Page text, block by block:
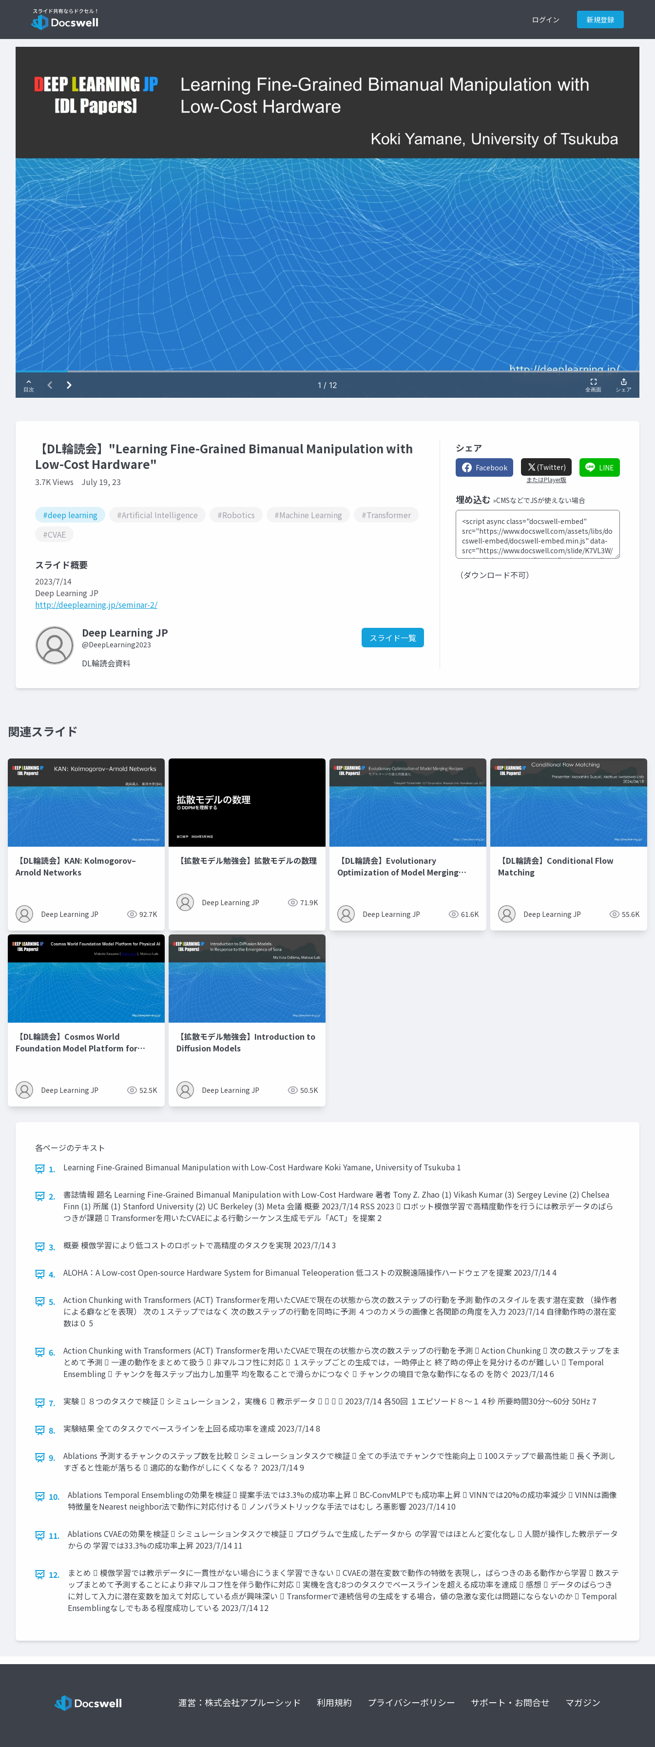
ログイン 新規登録
【DL輪読会】"Learning Fine-Grained Bimanual Manipulation with
Low-Cost Hardware"
3.7K Views July 19, 23
#deep learning #Artificial Intelligence #Robotics #Machine Learning
#Transformer
#CVAE
スライド概要
2023/7/14
Deep Learning JP
http://deeplearning.jp/seminar-2/
Deep Learning JP
@DeepLearning2023
スライド一覧
DL輪読会資料
シェア
Facebook (Twitter)
またはPlayer版
LINE
埋め込む »CMSなどでJSが使えない場合
（ダウンロード不可）
関連スライド
【DL輪読会】KAN: Kolmogorov–
Arnold Networks
Deep Learning JP 92.7K
【拡散モデル勉強会】拡散モデルの数理
Deep Learning JP 71.9K
【DL輪読会】Evolutionary
Optimization of Model Merging
Deep Learning JP 61.6K
【DL輪読会】Conditional Flow
Matching
Deep Learning JP 55.6K
【DL輪読会】Cosmos World
Foundation Model Platform for
Deep Learning JP 52.5K
【拡散モデル勉強会】Introduction to
Diffusion Models
Deep Learning JP 50.5K
各ページのテキスト
1.
Learning Fine-Grained Bimanual Manipulation with Low-Cost Hardware Koki Yamane, University of Tsukuba 1
2.
書誌情報 題名 Learning Fine-Grained Bimanual Manipulation with Low-Cost Hardware 著者 Tony Z. Zhao (1) Vikash Kumar (3) Sergey Levine (2) Chelsea
Finn (1) 所属 (1) Stanford University (2) UC Berkeley (3) Meta 会議 概要 2023/7/14 RSS 2023  ロボット模倣学習で高精度動作を行うには教示データのばら
つきが課題  Transformerを用いたCVAEによる行動シーケンス生成モデル「ACT」を提案 2
3. 概要 模倣学習により低コストのロボットで高精度のタスクを実現 2023/7/14 3
4. ALOHA：A Low-cost Open-source Hardware System for Bimanual Teleoperation 低コストの双腕遠隔操作ハードウェアを提案 2023/7/14 4
5.
Action Chunking with Transformers (ACT) Transformerを用いたCVAEで現在の状態から次の数ステップの行動を予測 動作のスタイルを表す潜在変数 （操作者
による癖などを表現） 次の１ステップではなく 次の数ステップの行動を同時に予測 ４つのカメラの画像と各関節の角度を入力 2023/7/14 自律動作時の潜在変
数は０ 5
6.
Action Chunking with Transformers (ACT) Transformerを用いたCVAEで現在の状態から次の数ステップの行動を予測  Action Chunking  次の数ステップをま
とめて予測  一連の動作をまとめて扱う  非マルコフ性に対応  １ステップごとの生成では，一時停止と 終了時の停止を見分けるのが難しい  Temporal
Ensembling  チャンクを毎ステップ出力し加重平 均を取ることで滑らかにつなぐ  チャンクの境目で急な動作になるの を防ぐ 2023/7/14 6
7. 実験  ８つのタスクで検証  シミュレーション２，実機６  教示データ     2023/7/14 各50回 １エピソード８～１４秒 所要時間30分～60分 50Hz 7
8. 実験結果 全てのタスクでベースラインを上回る成功率を達成 2023/7/14 8
9.
Ablations 予測するチャンクのステップ数を比較  シミュレーションタスクで検証  全ての手法でチャンクで性能向上  100ステップで最高性能  長く予測し
すぎると性能が落ちる  適応的な動作がしにくくなる？ 2023/7/14 9
10.
Ablations Temporal Ensemblingの効果を検証  提案手法では3.3%の成功率上昇  BC-ConvMLPでも成功率上昇  VINNでは20%の成功率減少  VINNは画像
特徴量をNearest neighbor法で動作に対応付ける  ノンパラメトリックな手法ではむし ろ悪影響 2023/7/14 10
11.
Ablations CVAEの効果を検証  シミュレーションタスクで検証  プログラムで生成したデータから の学習ではほとんど変化なし  人間が操作した教示データ
からの 学習では33.3%の成功率上昇 2023/7/14 11
12.
まとめ  模倣学習では教示データに一貫性がない場合にうまく学習できない  CVAEの潜在変数で動作の特徴を表現し，ばらつきのある動作から学習  数ステ
ップまとめて予測することにより非マルコフ性を伴う動作に対応  実機を含む8つのタスクでベースラインを超える成功率を達成  感想  データのばらつき
に対して入力に潜在変数を加えて対応している点が興味深い  Transformerで連続信号の生成をする場合，値の急激な変化は問題にならないのか  Temporal
Ensemblingなしでもある程度成功している 2023/7/14 12
運営：株式会社アプルーシッド 利用規約 プライバシーポリシー サポート・お問合せ マガジン